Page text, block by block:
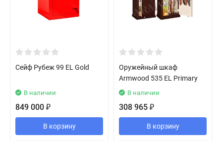
Сейф Рубеж 99 EL Gold
В наличии
849 000 ₽
В корзину
Оружейный шкаф
Armwood 535 EL Primary
В наличии
308 965 ₽
В корзину